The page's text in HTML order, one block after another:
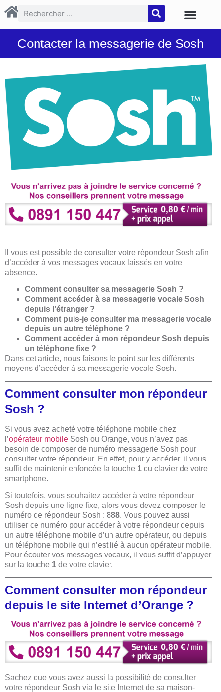
Contacter la messagerie de Sosh
Il vous est possible de consulter votre répondeur Sosh afin
d’accéder à vos messages vocaux laissés en votre
absence.
Comment consulter sa messagerie Sosh ?
Comment accéder à sa messagerie vocale Sosh
depuis l’étranger ?
Comment puis-je consulter ma messagerie vocale
depuis un autre téléphone ?
Comment accéder à mon répondeur Sosh depuis
un téléphone fixe ?
Dans cet article, nous faisons le point sur les différents
moyens d’accéder à sa messagerie vocale Sosh.
Comment consulter mon répondeur
Sosh ?
Si vous avez acheté votre téléphone mobile chez
l’opérateur mobile Sosh ou Orange, vous n’avez pas
besoin de composer de numéro messagerie Sosh pour
consulter votre répondeur. En effet, pour y accéder, il vous
suffit de maintenir enfoncée la touche 1 du clavier de votre
smartphone.
Si toutefois, vous souhaitez accéder à votre répondeur
Sosh depuis une ligne fixe, alors vous devez composer le
numéro de répondeur Sosh : 888. Vous pouvez aussi
utiliser ce numéro pour accéder à votre répondeur depuis
un autre téléphone mobile d’un autre opérateur, ou depuis
un téléphone mobile qui n’est lié à aucun opérateur mobile.
Pour écouter vos messages vocaux, il vous suffit d’appuyer
sur la touche 1 de votre clavier.
Comment consulter mon répondeur
depuis le site Internet d’Orange ?
Sachez que vous avez aussi la possibilité de consulter
votre répondeur Sosh via le site Internet de sa maison-